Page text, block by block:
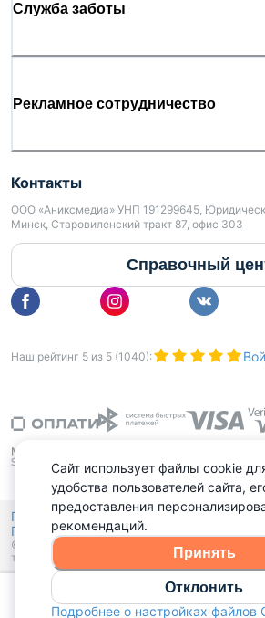
Позвонить
Служба заботы
Рекламное сотрудничество
Контакты
ООО «Аниксмедиа» УНП 191299645,
Минск, Старовиленский тракт 87, офис 303
Справочный
Наш рейтинг 5 из 5 (1040):
Политика конфиденциальности,
Политика обработки файлов куки и
© 2015 - 2026, Domovita.by. Копирование
только при наличии активной ссылки.
Сайт использует файлы cookie
удобства пользователей сайта,
предоставления
рекомендаций.
Принять
Отклонить
Подробнее о настройках файлов